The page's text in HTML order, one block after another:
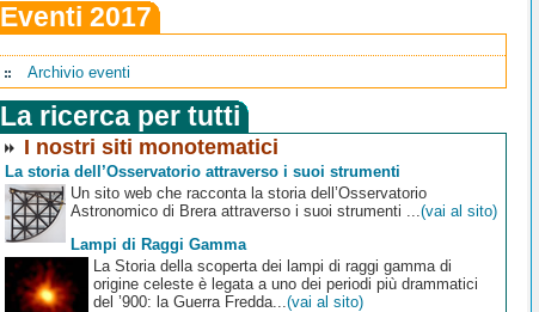
Eventi 2017
Archivio eventi
La ricerca per tutti
I nostri siti monotematici
La storia dell’Osservatorio attraverso i suoi strumenti
Un sito web che racconta la storia dell’Osservatorio
Astronomico di Brera attraverso i suoi strumenti ...(vai al sito)
Lampi di Raggi Gamma
La Storia della scoperta dei lampi di raggi gamma di
origine celeste è legata a uno dei periodi più drammatici
del ’900: la Guerra Fredda... (vai al sito)